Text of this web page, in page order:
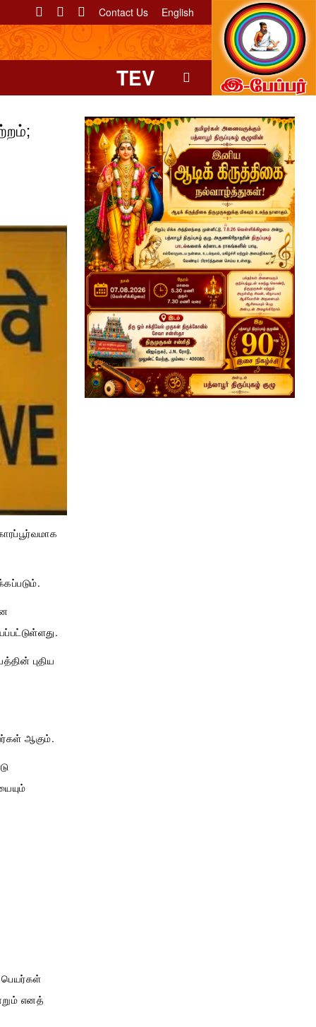
Contact Us English
TEV
புதிய
ஆகும்.
பெயர்கள்
எனத்